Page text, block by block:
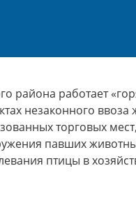
района работает
незаконного ввоза
торговых
павших
птицы в